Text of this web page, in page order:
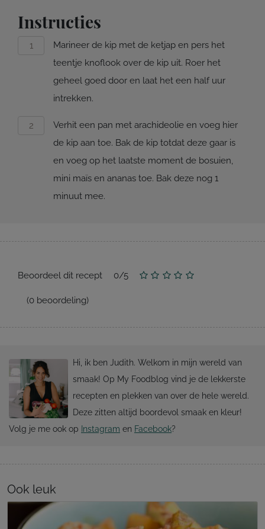
Instructies
Marineer de kip met de ketjap en pers het
teentje knoflook over de kip uit. Roer het
geheel goed door en laat het een half uur
intrekken.
Verhit een pan met arachideolie en voeg hier
de kip aan toe. Bak de kip totdat deze gaar is
en voeg op het laatste moment de bosuien,
mini maïs en ananas toe. Bak deze nog 1
minuut mee.
Beoordeel dit recept 0/5
(0 beoordeling)
Hi, ik ben Judith. Welkom in mijn wereld van
smaak! Op My Foodblog vind je de lekkerste
recepten en plekken van over de hele wereld.
Deze zitten altijd boordevol smaak en kleur!
Volg je me ook op Instagram en Facebook?
Ook leuk